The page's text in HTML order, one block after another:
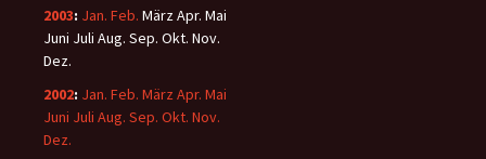
2003: Jan. Feb. MärzApr. Mai
Juni Juli Aug. Sep. Okt. Nov.
Dez.
2002: Jan. Feb. März Apr. Mai
Juni Juli Aug. Sep. Okt. Nov.
Dez.